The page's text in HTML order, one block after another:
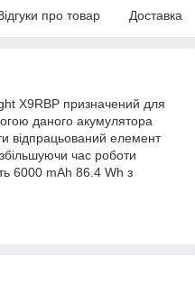
про товар Доставка
X9RBP призначений для
даного акумулятора
відпрацьований елемент
час роботи
6000 mAh 86.4 Wh з